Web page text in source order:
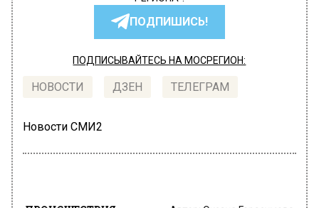
ПОДПИШИСЬ!
ПОДПИСЫВАЙТЕСЬ НА МОСРЕГИОН:
НОВОСТИ ДЗЕН ТЕЛЕГРАМ
Новости СМИ2